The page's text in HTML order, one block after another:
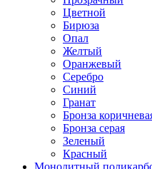
Цветной
Бирюза
Опал
Желтый
Оранжевый
Серебро
Синий
Гранат
Бронза
Бронза серая
Зеленый
Красный
Монолитный